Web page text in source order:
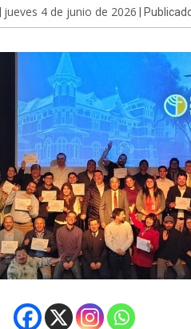
jueves 4 de junio de 2026 |